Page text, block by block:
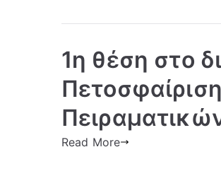
1η θέση στο
Read More